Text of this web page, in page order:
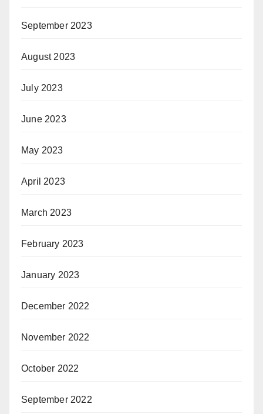
September 2023
August 2023
July 2023
June 2023
May 2023
April 2023
March 2023
February 2023
January 2023
December 2022
November 2022
October 2022
September 2022